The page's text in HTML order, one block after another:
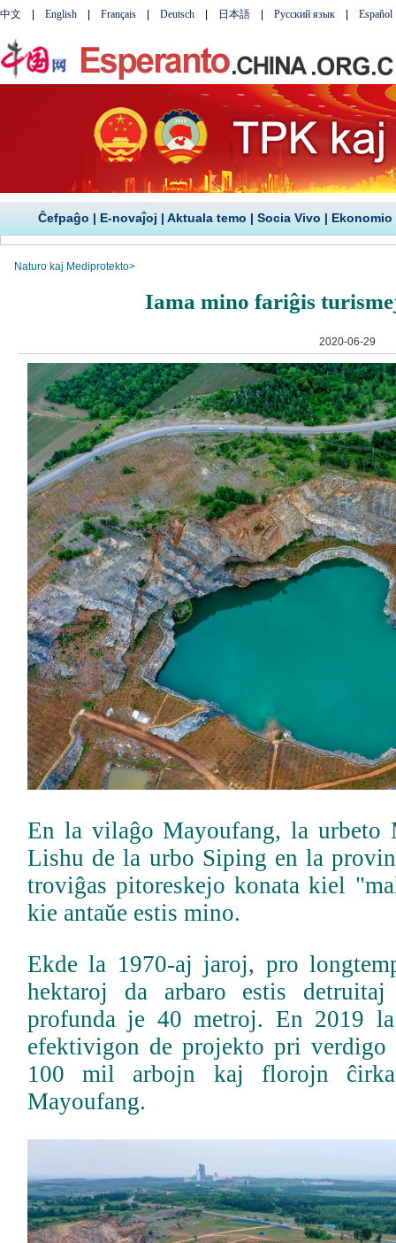
Ĉefpaĝo | E-novaĵoj | Aktuala temo | Socia Vivo | Ekonomio
Naturo kaj Mediprotekto>
Iama mino fariĝis
2020-06-29
En la vilaĝo Mayoufang, la urbeto
Lishu de la urbo Siping en la
troviĝas pitoreskejo konata kiel
kie antaŭe estis mino.
Ekde la 1970-aj jaroj, pro
hektaroj da arbaro estis
profunda je 40 metroj. En 2019
efektivigon de projekto pri
100 mil arbojn kaj florojn
Mayoufang.